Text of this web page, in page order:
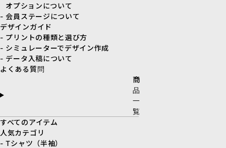
オプションについて
- 会員ステージについて
デザインガイド
- プリントの種類と選び方
- シミュレーターでデザイン作成
- データ入稿について
よくある質問
商
品
一
覧
すべてのアイテム
人気カテゴリ
- Tシャツ（半袖）